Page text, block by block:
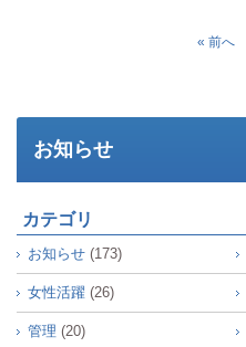
« 前へ
お知らせ
カテゴリ
お知らせ (173)
女性活躍 (26)
管理 (20)